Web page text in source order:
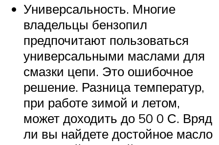
Универсальность. Многие
владельцы бензопил
предпочитают пользоваться
универсальными маслами для
смазки цепи. Это ошибочное
решение. Разница температур,
при работе зимой и летом,
может доходить до 50 0 С. Вряд
ли вы найдете достойное масло